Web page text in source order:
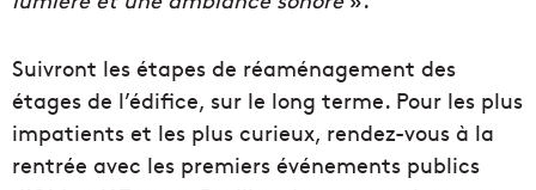
Suivront les étapes de réaménagement des
étages de l’édifice, sur le long terme. Pour les plus
impatients et les plus curieux, rendez-vous à la
rentrée avec les premiers événements publics